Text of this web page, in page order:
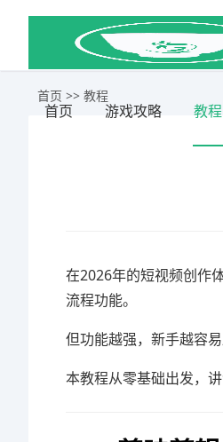
首页 游戏攻略 教程
首页 >> 教程
在2026年的短视频创作体
流程功能。
但功能越强，新手越容
本教程从零基础出发，